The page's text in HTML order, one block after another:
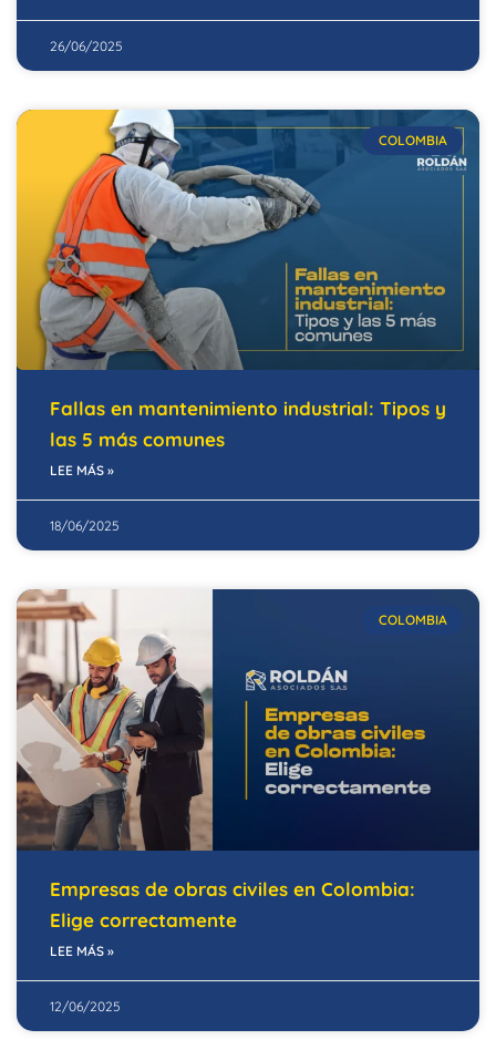
26/06/2025
COLOMBIA
Fallas en mantenimiento industrial: Tipos y
las 5 más comunes
LEE MÁS »
18/06/2025
COLOMBIA
Empresas de obras civiles en Colombia:
Elige correctamente
LEE MÁS »
12/06/2025